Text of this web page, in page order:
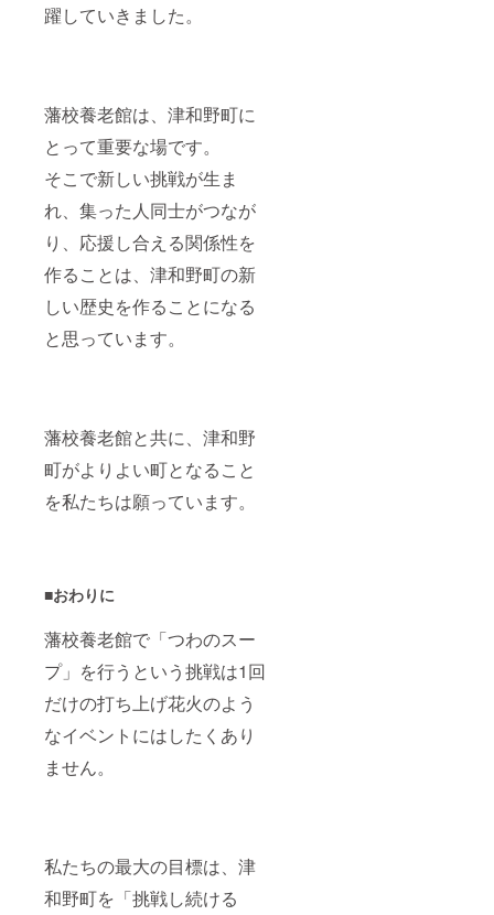
躍していきました。
藩校養老館は、津和野町に
とって重要な場です。
そこで新しい挑戦が生ま
れ、集った人同士がつなが
り、応援し合える関係性を
作ることは、津和野町の新
しい歴史を作ることになる
と思っています。
藩校養老館と共に、津和野
町がよりよい町となること
を私たちは願っています。
■おわりに
藩校養老館で「つわのスー
プ」を行うという挑戦は1回
だけの打ち上げ花火のよう
なイベントにはしたくあり
ません。
私たちの最大の目標は、津
和野町を「挑戦し続ける